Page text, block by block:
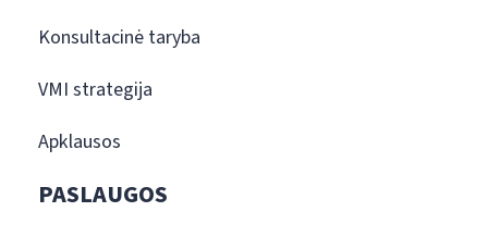
Konsultacinė taryba
VMI strategija
Apklausos
PASLAUGOS